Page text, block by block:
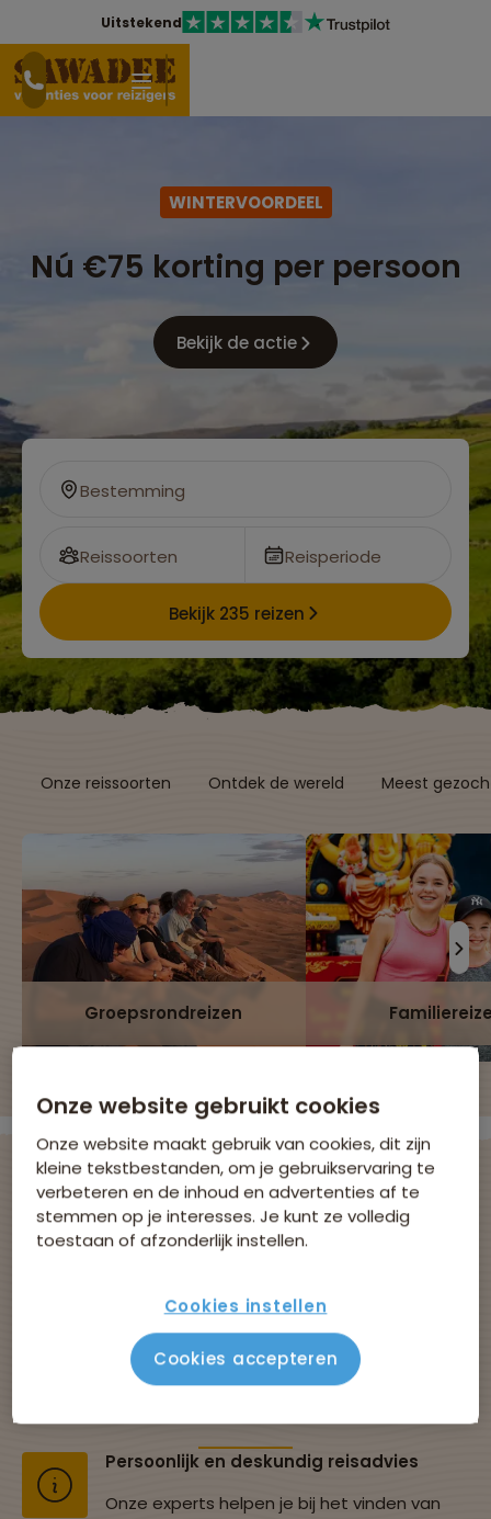
Uitstekend
WINTERVOORDEEL
Nú €75 korting per persoon
Bekijk de actie
Bestemming
Reissoorten Reisperiode
Bekijk 235 reizen
Onze reissoorten Ontdek de wereld Meest
Groepsrondreizen
Avontuurlijke
groepsreizen met
Sawadee
Persoonlijk en deskundig reisadvies
Onze experts helpen je bij het vinden van
Onze website gebruikt cookies
Onze website maakt gebruik van cookies, dit zijn
kleine tekstbestanden, om je gebruikservaring te
verbeteren en de inhoud en advertenties af te
stemmen op je interesses. Je kunt ze volledig
toestaan of afzonderlijk instellen.
Cookies instellen
Cookies accepteren